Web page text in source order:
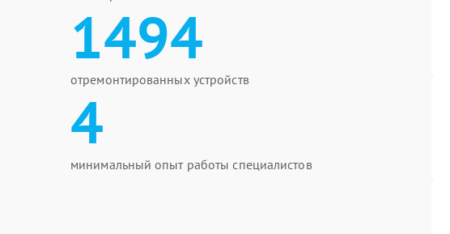
1494
отремонтированных устройств
4
минимальный опыт работы специалистов